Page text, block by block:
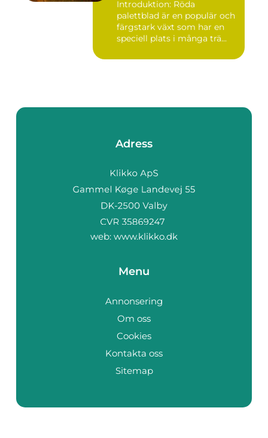
Introduktion: Röda
palettblad är en populär och
färgstark växt som har en
speciell plats i många trä...
Adress
web: www.klikko.dk
Menu
Annonsering
Om oss
Cookies
Kontakta oss
Sitemap